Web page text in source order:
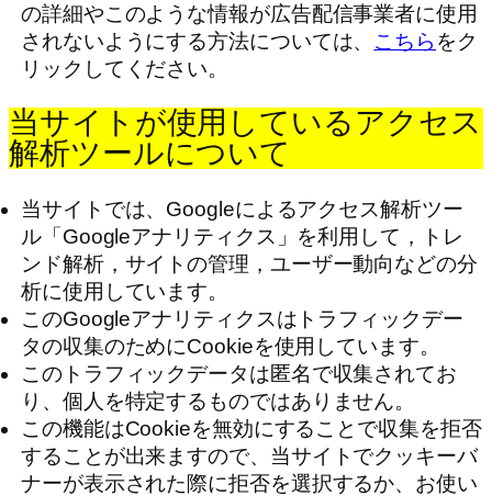
の詳細やこのような情報が広告配信事業者に使用
されないようにする方法については、 こちら をク
リックしてください。
当サイトが使用しているアクセス
解析ツールについて
当サイトでは、Googleによるアクセス解析ツー
ル「Googleアナリティクス」を利用して，トレ
ンド解析，サイトの管理，ユーザー動向などの分
析に使用しています。
このGoogleアナリティクスはトラフィックデー
タの収集のためにCookieを使用しています。
このトラフィックデータは匿名で収集されてお
り、個人を特定するものではありません。
この機能はCookieを無効にすることで収集を拒否
することが出来ますので、当サイトでクッキーバ
ナーが表示された際に拒否を選択するか、お使い